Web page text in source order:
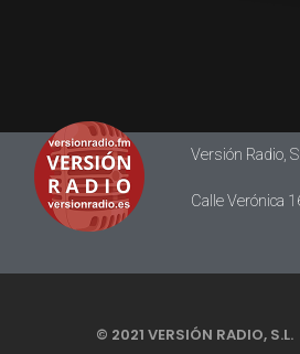
Versión Radio,
Calle Verónica
© 2021 VERSIÓN RADIO, S.L.